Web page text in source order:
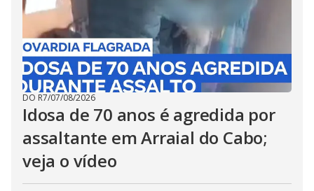
DO R7/07/08/2026
Idosa de 70 anos é agredida por
assaltante em Arraial do Cabo;
veja o vídeo